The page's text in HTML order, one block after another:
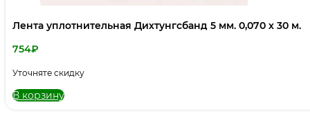
Лента уплотнительная Дихтунгсбанд 5 мм. 0,070 х 30 м.
754₽
Уточняте скидку
В корзину